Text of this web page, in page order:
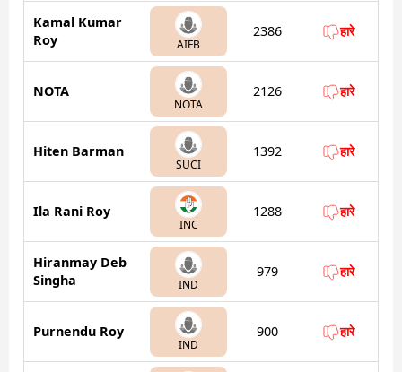
Kamal Kumar
Roy
AIFB
2386 हारे
NOTA
NOTA
2126 हारे
Hiten Barman
SUCI
1392 हारे
Ila Rani Roy
INC
1288 हारे
Hiranmay Deb
Singha
IND
979 हारे
Purnendu Roy
IND
900 हारे